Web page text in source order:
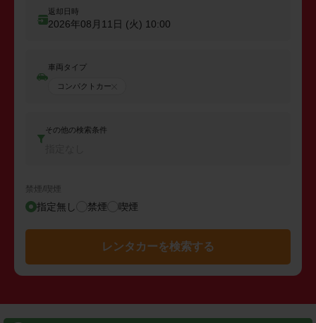
返却日時
2026年08月11日 (火) 10:00
車両タイプ
コンパクトカー
その他の検索条件
禁煙/喫煙
指定無し 禁煙 喫煙
レンタカーを検索する